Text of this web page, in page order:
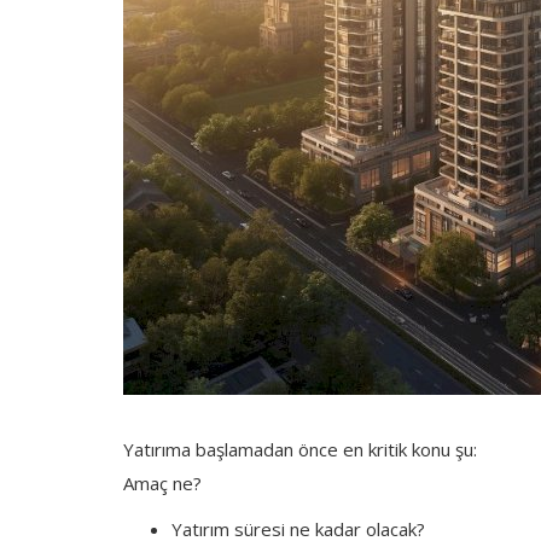
Yatırıma başlamadan önce en kritik konu şu:
Amaç ne?
Yatırım süresi ne kadar olacak?